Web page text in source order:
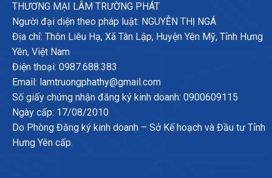
THƯƠNG MẠI LÂM TRƯỜNG PHÁT
Người đại diện theo pháp luật: NGUYỄN THỊ NGÁ
Địa chỉ: Thôn Liêu Hạ, Xã Tân Lập, Huyện Yên Mỹ, Tỉnh Hưng
Yên, Việt Nam
Điện thoại: 0987.688.383
Email: lamtruongphathy@gmail.com
Số giấy chứng nhận đăng ký kinh doanh: 0900609115
Ngày cấp: 17/08/2010
Do Phòng Đăng ký kinh doanh – Sở Kế hoạch và Đầu tư Tỉnh
Hưng Yên cấp.